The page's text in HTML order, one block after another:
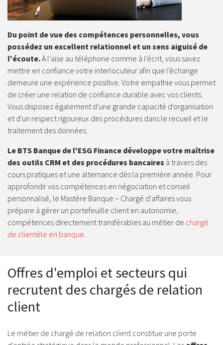
Du point de vue des compétences personnelles, vous
possédez un excellent relationnel et un sens aiguisé de
l'écoute.À l'aise au téléphone comme à l'écrit, vous savez
mettre en confiance votre interlocuteur afin que l'échange
demeure une expérience positive. Votre empathie vous permet
de créer une relation de confiance durable avec vos clients.
Vous disposez également d'une grande capacité d'organisation
et d'un respect rigoureux des procédures dans le recueil et le
traitement des données.
Le BTS Banque de l'ESG Finance développe votre maîtrise
des outils CRM et des procédures bancaires à travers des
cours pratiques et une alternance dès la première année. Pour
approfondir vos compétences en négociation et conseil
personnalisé, le Mastère Banque – Chargé d'affaires vous
prépare à gérer un portefeuille client en autonomie,
compétences directement transférables au métier de chargé
de clientèle en banque.
Offres d'emploi et secteurs qui
recrutent des chargés de relation
client
Le métier de chargé de relation client constitue une porte